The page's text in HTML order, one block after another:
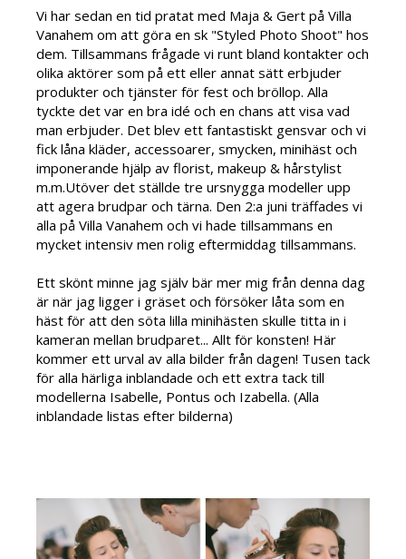
Vi har sedan en tid pratat med Maja & Gert på Villa
Vanahem om att göra en sk "Styled Photo Shoot" hos
dem. Tillsammans frågade vi runt bland kontakter och
olika aktörer som på ett eller annat sätt erbjuder
produkter och tjänster för fest och bröllop. Alla
tyckte det var en bra idé och en chans att visa vad
man erbjuder. Det blev ett fantastiskt gensvar och vi
fick låna kläder, accessoarer, smycken, minihäst och
imponerande hjälp av florist, makeup & hårstylist
m.m.Utöver det ställde tre ursnygga modeller upp
att agera brudpar och tärna. Den 2:a juni träffades vi
alla på Villa Vanahem och vi hade tillsammans en
mycket intensiv men rolig eftermiddag tillsammans.
Ett skönt minne jag själv bär mer mig från denna dag
är när jag ligger i gräset och försöker låta som en
häst för att den söta lilla minihästen skulle titta in i
kameran mellan brudparet... Allt för konsten! Här
kommer ett urval av alla bilder från dagen! Tusen tack
för alla härliga inblandade och ett extra tack till
modellerna Isabelle, Pontus och Izabella. (Alla
inblandade listas efter bilderna)